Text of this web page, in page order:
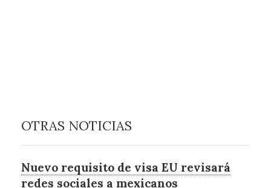
OTRAS NOTICIAS
Nuevo requisito de visa EU revisará
redes sociales a mexicanos